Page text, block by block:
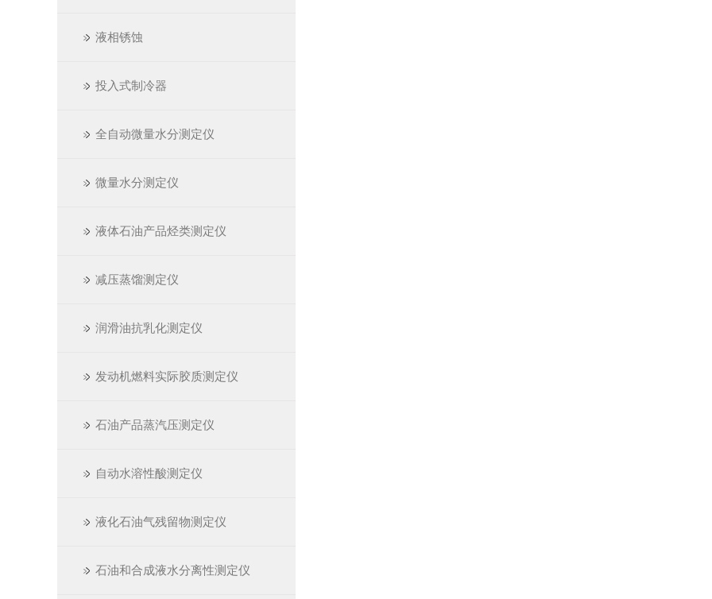
液相锈蚀
投入式制冷器
全自动微量水分测定仪
微量水分测定仪
液体石油产品烃类测定仪
减压蒸馏测定仪
润滑油抗乳化测定仪
发动机燃料实际胶质测定仪
石油产品蒸汽压测定仪
自动水溶性酸测定仪
液化石油气残留物测定仪
石油和合成液水分离性测定仪